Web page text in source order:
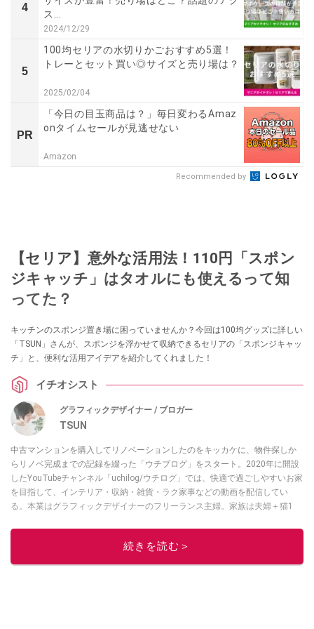
4
ス...
2024/12/29
5
100均セリアの水切りかごおすすめ5選！
トレーとセット買い◎サイズと売り場は？
2025/02/04
PR
「今日の目玉商品は？」毎日変わるAmaz
onタイムセールが見逃せない
Amazon
Recommended by
【セリア】意外な活用法！110円「スポン
ジキャッチ」はタオルにも使えるって知
ってた？
キッチンのスポンジ置き場に困っていませんか？今回は100均グッズに詳しい
「TSUN」さんが、スポンジを浮かせて収納できるセリアの「スポンジキャッ
チ」と、便利な活用アイデアを紹介してくれました！
イチオシスト
グラフィックデザイナー / ブロガー
TSUN
中古マンションを購入してリノベーションしたのをキッカケに、物件探しか
らリノベ完成までの記録を綴った「ウチブログ」をスタート。2020年に開設
したYouTubeチャンネル「uchilog/ウチログ」では、快適で過ごしやすいお家
を目指して、インテリア・収納・雑貨・ラク家事などの動画を配信してい
る。本業はグラフィックデザイナーのフリーランス主婦。家族は夫婦＋猫1
ノベ人気事例1位
続きを読む＞